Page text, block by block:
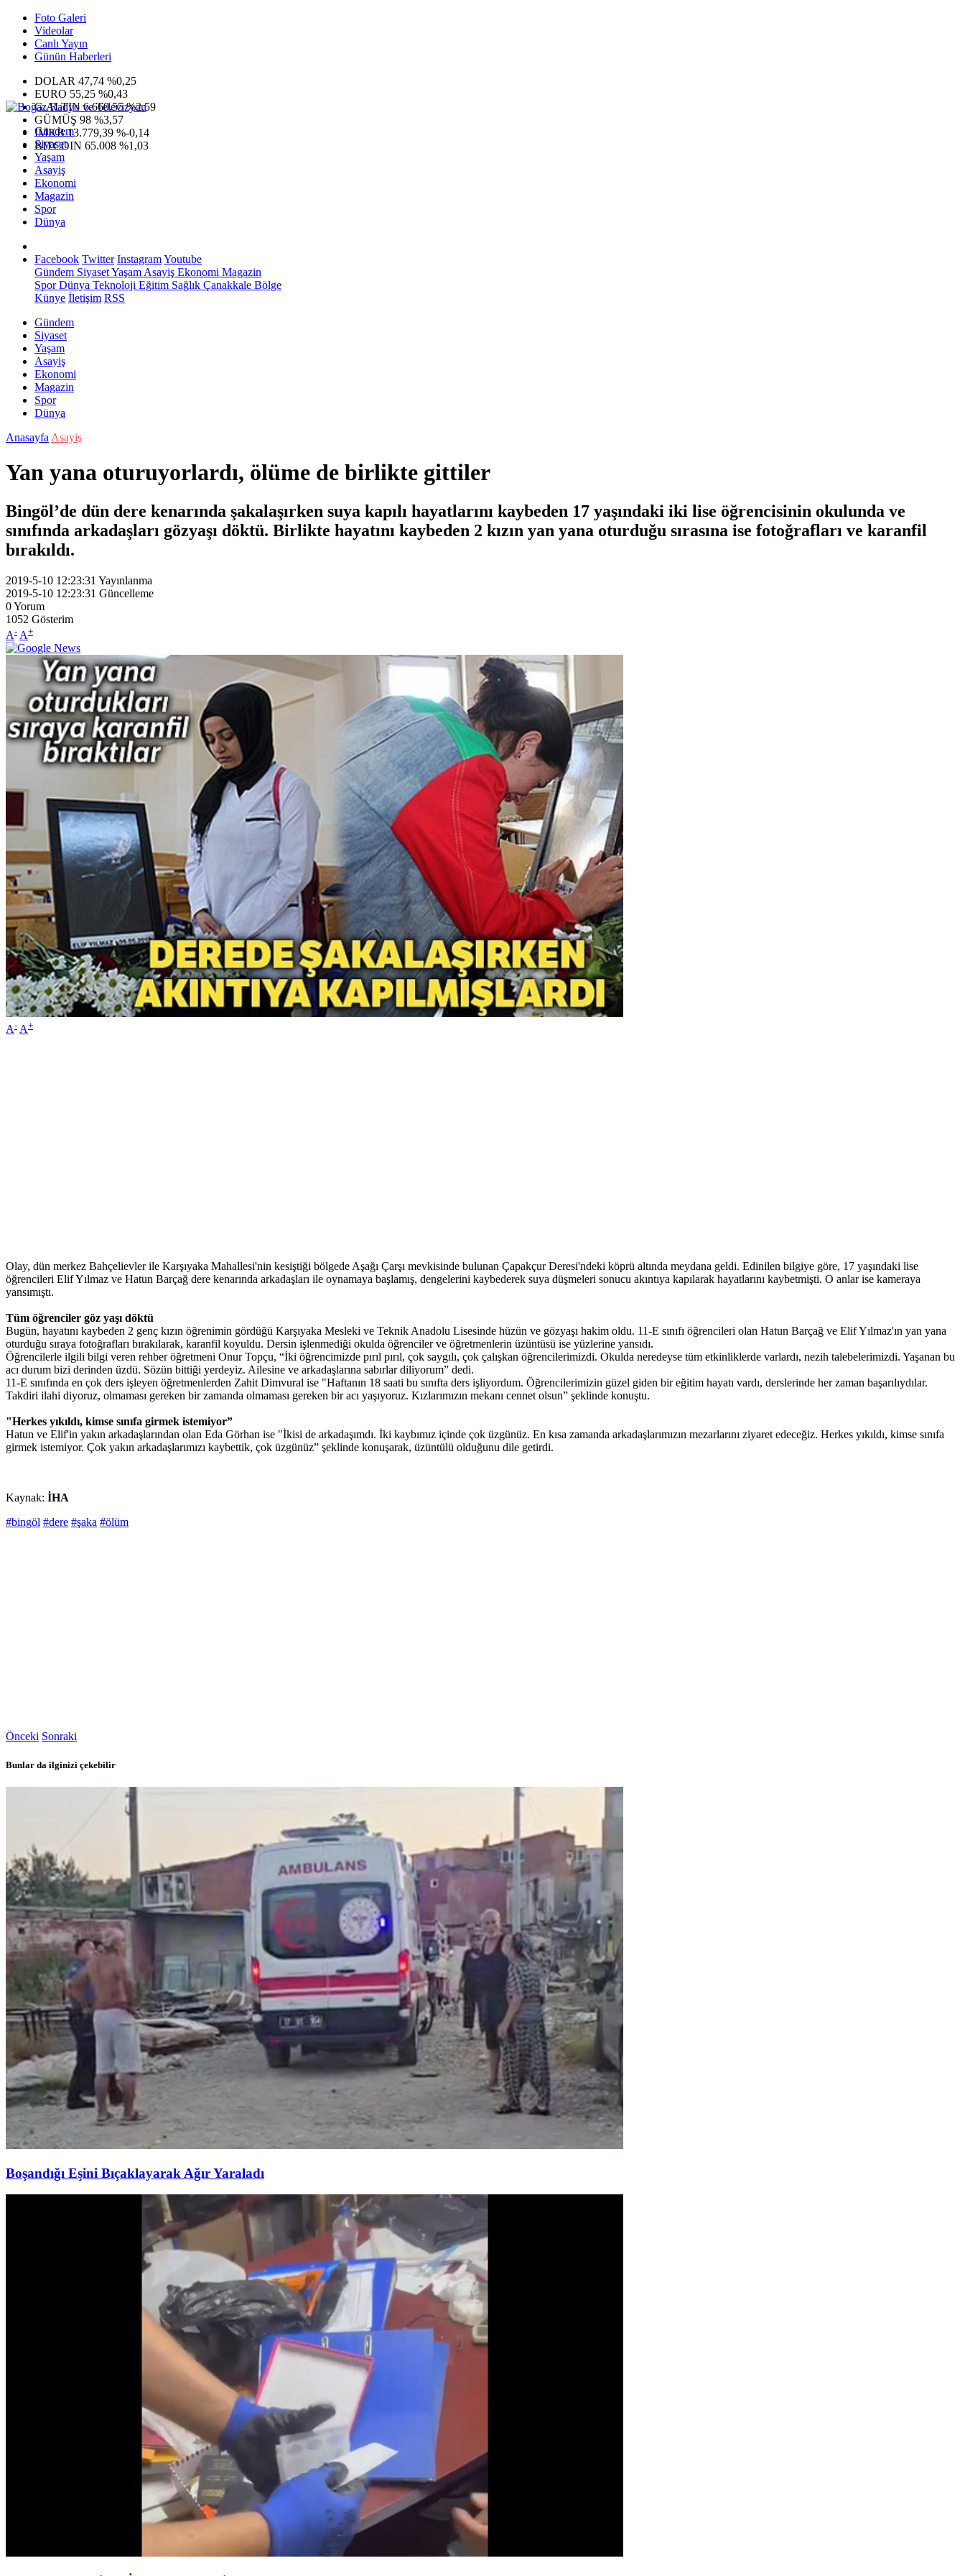
Foto Galeri
Videolar
Canlı Yayın
Günün Haberleri
DOLAR 47,74 %0,25
EURO 55,25 %0,43
G.ALTIN6.660,55 %2,59
GÜMÜŞ 98 %3,57
IMKB13.779,39 %-0,14
BITCOIN 65.008 %1,03
Gündem
Siyaset
Yaşam
Asayiş
Ekonomi
Magazin
Spor
Dünya
Facebook Twitter InstagramYoutube
Gündem SiyasetYaşam Asayiş Ekonomi Magazin
SporDünya Teknoloji Eğitim Sağlık Çanakkale Bölge
Künye İletişim RSS
Gündem
Siyaset
Yaşam
Asayiş
Ekonomi
Magazin
Spor
Dünya
Anasayfa Asayiş
Yan yana oturuyorlardı, ölüme de birlikte gittiler
Bingöl’de dün dere kenarında şakalaşırken suya kapılı hayatlarını kaybeden 17 yaşındaki iki lise öğrencisinin okulunda ve
sınıfında arkadaşları gözyaşı döktü. Birlikte hayatını kaybeden 2 kızın yan yana oturduğu sırasına ise fotoğrafları ve karanfil
bırakıldı.
2019-5-10 12:23:31 Yayınlanma
2019-5-10 12:23:31 Güncelleme
0Yorum
1052 Gösterim
A- A+
A- A+
Olay, dün merkez Bahçelievler ile Karşıyaka Mahallesi'nin kesiştiği bölgede Aşağı Çarşı mevkisinde bulunan Çapakçur Deresi'ndeki köprü altında meydana geldi. Edinilen bilgiye göre, 17 yaşındaki lise
öğrencileri Elif Yılmaz ve Hatun Barçağ dere kenarında arkadaşları ile oynamaya başlamış, dengelerini kaybederek suya düşmeleri sonucu akıntıya kapılarak hayatlarını kaybetmişti. O anlar ise kameraya
yansımıştı.
Tüm öğrenciler göz yaşı döktü
Bugün, hayatını kaybeden 2 genç kızın öğrenimin gördüğü Karşıyaka Mesleki ve Teknik Anadolu Lisesinde hüzün ve gözyaşı hakim oldu. 11-E sınıfı öğrencileri olan Hatun Barçağ ve Elif Yılmaz'ın yan yana
oturduğu sıraya fotoğrafları bırakılarak, karanfil koyuldu. Dersin işlenmediği okulda öğrenciler ve öğretmenlerin üzüntüsü ise yüzlerine yansıdı.
Öğrencilerle ilgili bilgi veren rehber öğretmeni Onur Topçu, “İki öğrencimizde pırıl pırıl, çok saygılı, çok çalışkan öğrencilerimizdi. Okulda neredeyse tüm etkinliklerde varlardı, nezih talebelerimizdi. Yaşanan bu
acı durum bizi derinden üzdü. Sözün bittiği yerdeyiz. Ailesine ve arkadaşlarına sabırlar diliyorum” dedi.
11-E sınıfında en çok ders işleyen öğretmenlerden Zahit Dimvural ise "Haftanın 18 saati bu sınıfta ders işliyordum. Öğrencilerimizin güzel giden bir eğitim hayatı vardı, derslerinde her zaman başarılıydılar.
Takdiri ilahi diyoruz, olmaması gereken bir zamanda olmaması gereken bir acı yaşıyoruz. Kızlarımızın mekanı cennet olsun” şeklinde konuştu.
"Herkes yıkıldı, kimse sınıfa girmek istemiyor”
Hatun ve Elif'in yakın arkadaşlarından olan Eda Görhan ise "İkisi de arkadaşımdı. İki kaybımız içinde çok üzgünüz. En kısa zamanda arkadaşlarımızın mezarlarını ziyaret edeceğiz. Herkes yıkıldı, kimse sınıfa
girmek istemiyor. Çok yakın arkadaşlarımızı kaybettik, çok üzgünüz” şeklinde konuşarak, üzüntülü olduğunu dile getirdi.
Kaynak: İHA
#bingöl #dere #şaka #ölüm
Önceki Sonraki
Bunlar da ilginizi çekebilir
Boşandığı Eşini Bıçaklayarak Ağır Yaraladı